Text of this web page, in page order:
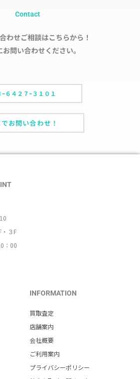
Contact
わせご相談はこちらから！
お問い合わせください。
ｰ６４２７ｰ３１０１
お問い合わせ！
３F
：00
INFORMATION
買取査定
店舗案内
会社概要
ご利用案内
プライバシーポリシー